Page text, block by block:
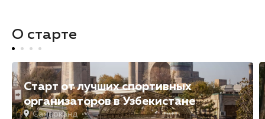
О старте
Старт от лучших спортивных
организаторов в Узбекистане
Самарканд